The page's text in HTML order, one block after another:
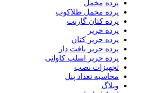
پرده مخمل
پرده مخمل طلاکوب
پرده کتان گارنت
پرده حریر
پرده حریر کتان
پرده حریر بافت دار
پرده حریر اسلپ کاوانی
تجهیزات نصب
محاسبه تعداد پنل
وبلاگ